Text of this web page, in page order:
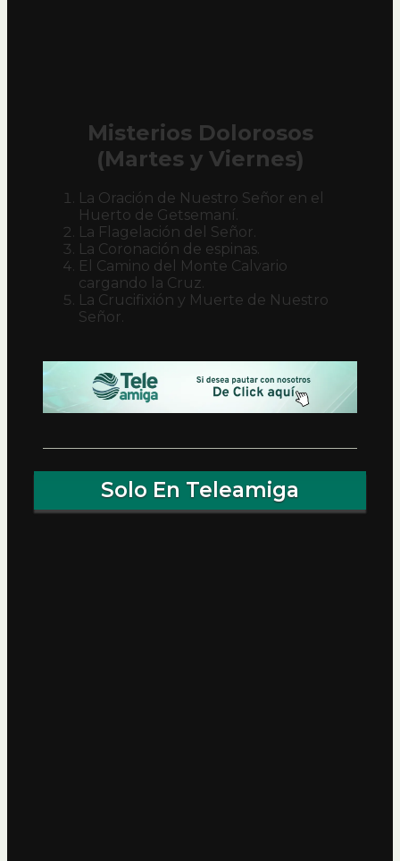
Misterios Dolorosos
(Martes y Viernes)
La Oración de Nuestro Señor en el
Huerto de Getsemaní.
La Flagelación del Señor.
La Coronación de espinas.
El Camino del Monte Calvario
cargando la Cruz.
La Crucifixión y Muerte de Nuestro
Señor.
Solo En Teleamiga